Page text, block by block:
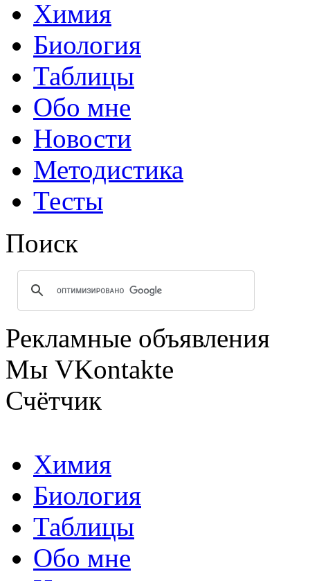
Химия
Биология
Таблицы
Обо мне
Новости
Методистика
Тесты
Поиск
Рекламные объявления
Мы VKontakte
Счётчик
Химия
Биология
Таблицы
Обо мне